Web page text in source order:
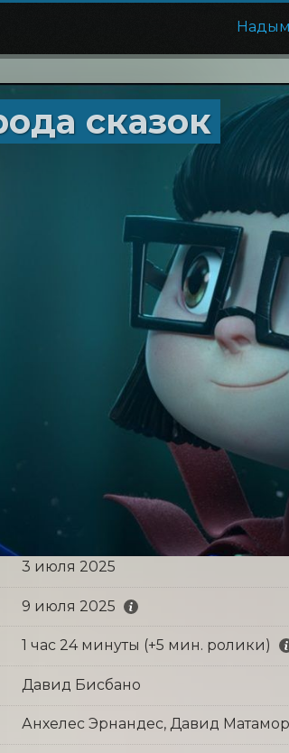
Надым
сказок
3 июля 2025
9 июля 2025
1 час 24 минуты (+5 мин. ролики)
Давид Бисбано
Анхелес Эрнандес, Давид